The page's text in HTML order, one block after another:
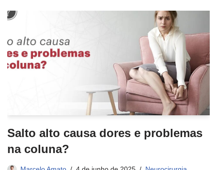
Salto alto causa dores e problemas
na coluna?